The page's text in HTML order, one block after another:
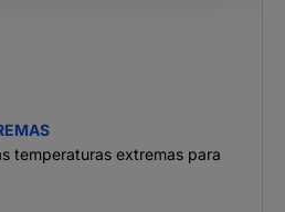
temperaturas extremas para